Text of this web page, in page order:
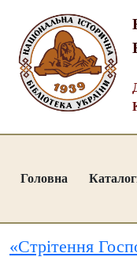
Головна
«Стрітення